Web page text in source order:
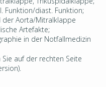
Funktion/diast. Funktion;
der Aorta/Mitralklappe
Artefakte;
in der Notfallmedizin
auf der rechten Seite